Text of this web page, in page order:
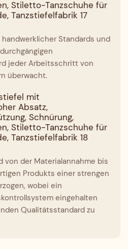
Standards und
jeder Arbeitsschritt von
überwacht.
von der Materialannahme bis
Produkts einer strengen
wobei ein
eingehalten
Qualitätsstandard zu